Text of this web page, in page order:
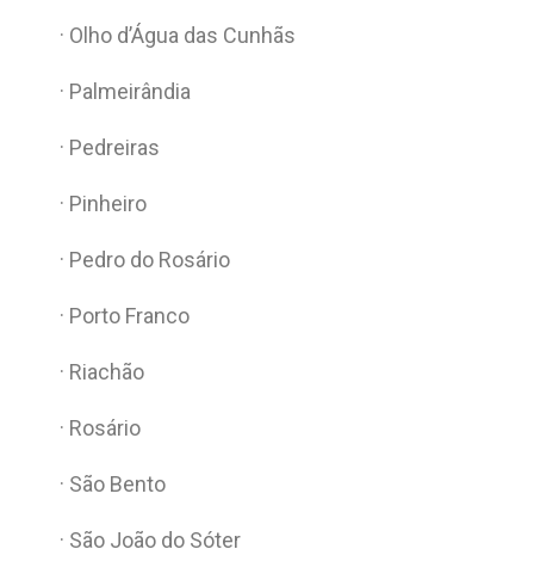
· Olho d’Água das Cunhãs
· Palmeirândia
· Pedreiras
· Pinheiro
· Pedro do Rosário
· Porto Franco
· Riachão
· Rosário
· São Bento
· São João do Sóter